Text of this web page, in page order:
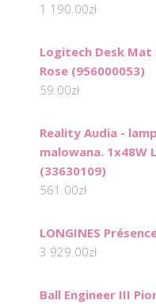
1 190.00zł
Logitech Desk
Rose (956000053)
59.00zł
Reality Audia -
malowana. 1x48W
(33630109)
561.00zł
LONGINES
3 929.00zł
Ball Engineer III